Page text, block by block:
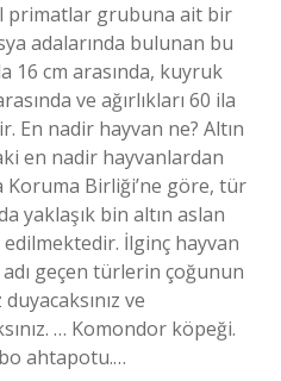
primatlar grubuna ait bir
adalarında bulunan bu
16 cm arasında, kuyruk
ve ağırlıkları 60 ila
En nadir hayvan ne? Altın
en nadir hayvanlardan
Koruma Birliği’ne göre, tür
yaklaşık bin altın aslan
İlginç hayvan
geçen türlerin çoğunun
ve
… Komondor köpeği.
ahtapotu.…